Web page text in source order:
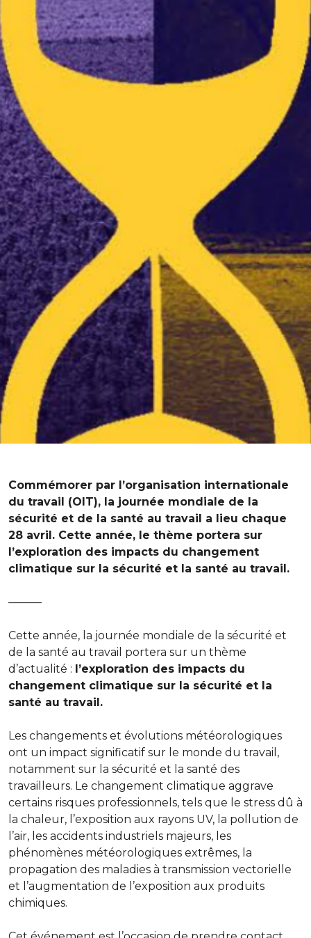
Commémorer par l’organisation internationale
du travail (OIT), la journée mondiale de la
sécurité et de la santé au travail a lieu chaque
28 avril. Cette année, le thème portera sur
l’exploration des impacts du changement
climatique sur la sécurité et la santé au travail.
———
Cette année, la journée mondiale de la sécurité et
de la santé au travail portera sur un thème
d’actualité : l’exploration des impacts du
changement climatique sur la sécurité et la
santé au travail.
Les changements et évolutions météorologiques
ont un impact significatif sur le monde du travail,
notamment sur la sécurité et la santé des
travailleurs. Le changement climatique aggrave
certains risques professionnels, tels que le stress dû à
la chaleur, l’exposition aux rayons UV, la pollution de
l’air, les accidents industriels majeurs, les
phénomènes météorologiques extrêmes, la
propagation des maladies à transmission vectorielle
et l’augmentation de l’exposition aux produits
chimiques.